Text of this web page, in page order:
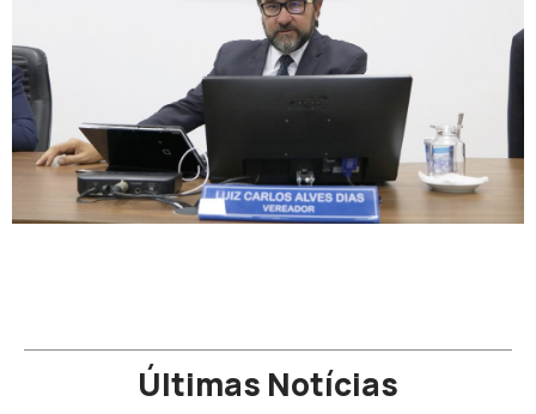
Últimas Notícias